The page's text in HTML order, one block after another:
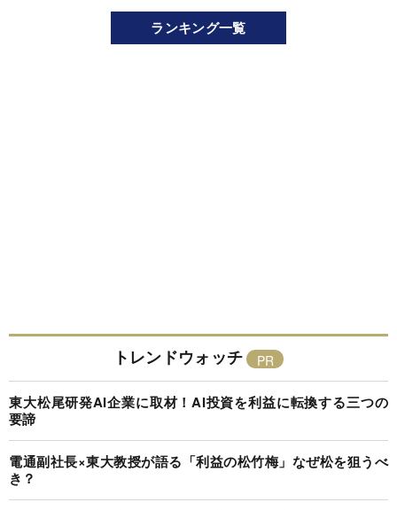
ランキング一覧
トレンドウォッチ
東大松尾研発AI企業に取材！AI投資を利益に転換する三つの
要諦
電通副社長×東大教授が語る「利益の松竹梅」なぜ松を狙うべ
き？